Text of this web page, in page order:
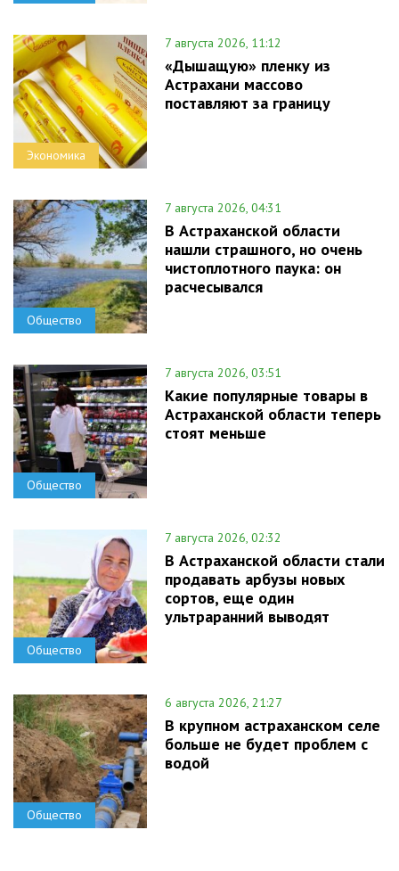
Экономика
7 августа 2026, 11:12
«Дышащую» пленку из
Астрахани массово
поставляют за границу
Общество
7 августа 2026, 04:31
В Астраханской области
нашли страшного, но очень
чистоплотного паука: он
расчесывался
Общество
7 августа 2026, 03:51
Какие популярные товары в
Астраханской области теперь
стоят меньше
Общество
7 августа 2026, 02:32
В Астраханской области стали
продавать арбузы новых
сортов, еще один
ультраранний выводят
Общество
6 августа 2026, 21:27
В крупном астраханском селе
больше не будет проблем с
водой